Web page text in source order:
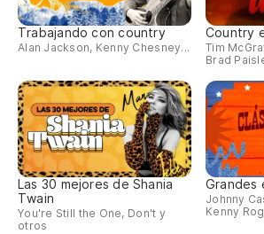
Trabajando con country
Alan Jackson, Kenny Chesney...
Country
Tim
Brad
Las 30 mejores de Shania
Twain
You're Still the One, Don't y
otros
Grandes
Johnny
Kenny